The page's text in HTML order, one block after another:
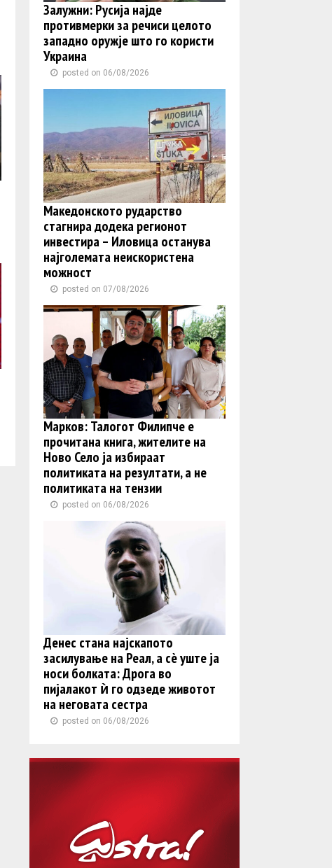
Залужни: Русија најде
противмерки за речиси целото
западно оружје што го користи
Украина
posted on 06/08/2026
Македонското рударство
стагнира додека регионот
инвестира – Иловица останува
најголемата неискористена
можност
posted on 07/08/2026
Марков: Талогот Филипче е
прочитана книга, жителите на
Ново Село ја избираат
политиката на резултати, а не
политиката на тензии
posted on 06/08/2026
Денес стана најскапото
засилување на Реал, а сè уште ја
носи болката: Дрога во
пијалакот ѝ го одзеде животот
на неговата сестра
posted on 06/08/2026